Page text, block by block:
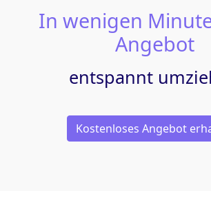
In wenigen
Angebot
entspannt
Kostenloses Angebot